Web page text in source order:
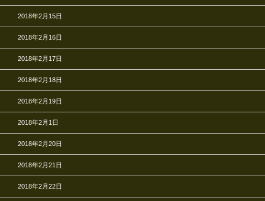
2018年2月15日
2018年2月16日
2018年2月17日
2018年2月18日
2018年2月19日
2018年2月1日
2018年2月20日
2018年2月21日
2018年2月22日